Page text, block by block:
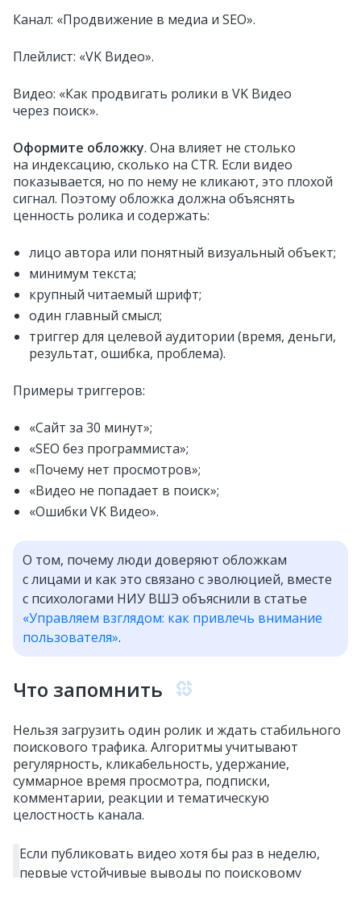
Канал: «Продвижение в медиа и SEO».
Плейлист: «VK Видео».
Видео: «Как продвигать ролики в VK Видео
через поиск».
Оформите обложку. Она влияет не столько
на индексацию, сколько на CTR. Если видео
показывается, но по нему не кликают, это плохой
сигнал. Поэтому обложка должна объяснять
ценность ролика и содержать:
лицо автора или понятный визуальный объект;
минимум текста;
крупный читаемый шрифт;
один главный смысл;
триггер для целевой аудитории (время, деньги,
результат, ошибка, проблема).
Примеры триггеров:
«Сайт за 30 минут»;
«SEO без программиста»;
«Почему нет просмотров»;
«Видео не попадает в поиск»;
«Ошибки VK Видео».
О том, почему люди доверяют обложкам
с лицами и как это связано с эволюцией, вместе
с психологами НИУ ВШЭ объяснили в статье
«Управляем взглядом: как привлечь внимание
пользователя».
Что запомнить
Нельзя загрузить один ролик и ждать стабильного
поискового трафика. Алгоритмы учитывают
регулярность, кликабельность, удержание,
суммарное время просмотра, подписки,
комментарии, реакции и тематическую
целостность канала.
Если публиковать видео хотя бы раз в неделю,
первые устойчивые выводы по поисковому